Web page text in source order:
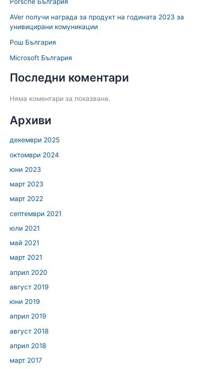
AVer получи награда за продукт на годината 2023 за
унивицирани комуникации
Рош България
Microsoft България
Последни коментари
Няма коментари за показване.
Архиви
декември 2025
октомври 2024
юни 2023
март 2023
март 2022
септември 2021
юли 2021
май 2021
март 2021
април 2020
август 2019
юни 2019
април 2019
август 2018
април 2018
март 2017